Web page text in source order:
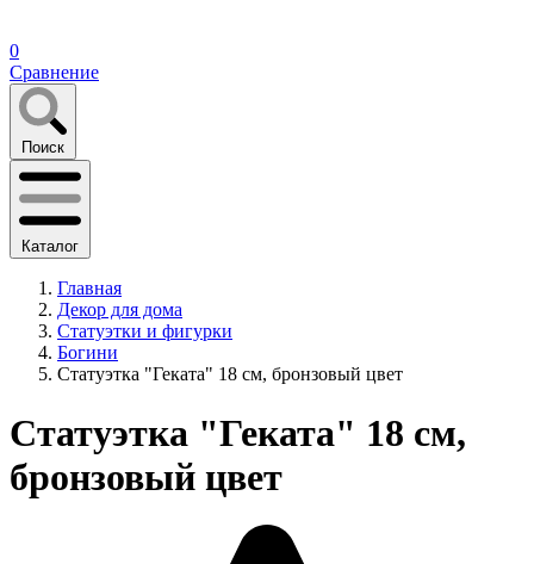
0
Сравнение
Поиск
Каталог
Главная
Декор для дома
Статуэтки и фигурки
Богини
Статуэтка "Геката" 18 см, бронзовый цвет
Статуэтка "Геката" 18 см,
бронзовый цвет